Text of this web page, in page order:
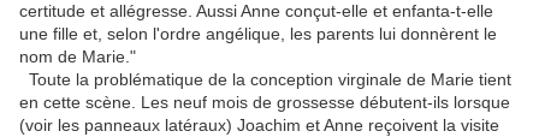
certitude et allégresse. Aussi Anne conçut-elle et enfanta-t-elle
une fille et, selon l'ordre angélique, les parents lui donnèrent le
nom de Marie."
Toute la problématique de la conception virginale de Marie tient
en cette scène. Les neuf mois de grossesse débutent-ils lorsque
(voir les panneaux latéraux) Joachim et Anne reçoivent la visite